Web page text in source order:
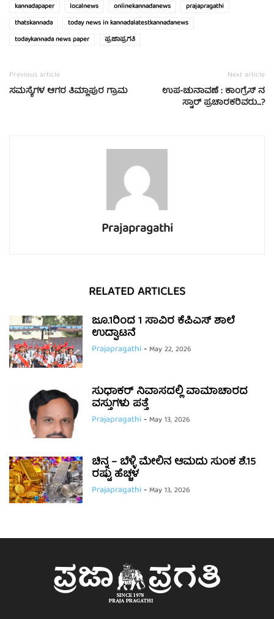
kannadapaper
localnews onlinekannadanews
prajapragathi
thatskannada
today news in kannadalatestkannadanews
todaykannada news paper
ಪ್ರಜಾಪ್ರಗತಿ
Previous article
ಸಮಸ್ಯೆಗಳ ಆಗರ ತಿಮ್ಲಾಪುರ ಗ್ರಾಮ
Next article
ಉಪ-ಚುನಾವಣೆ : ಕಾಂಗ್ರೆಸ್ ನ
ಸ್ಟಾರ್ ಪ್ರಚಾರಕರಿವರು…?
Prajapragathi
RELATED ARTICLES
ಜೂ.1ರಿಂದ 1 ಸಾವಿರ ಕೆಪಿಎಸ್ ಶಾಲೆ
ಉದ್ಘಾಟನೆ
Prajapragathi- May 22, 2026
ಸುಧಾಕರ್ ನಿವಾಸದಲ್ಲಿ ವಾಮಾಚಾರದ
ವಸ್ತುಗಳು ಪತ್ತೆ
Prajapragathi- May 13, 2026
ಚಿನ್ನ – ಬೆಳ್ಳಿ ಮೇಲಿನ ಆಮದು ಸುಂಕ ಶೆ.15
ರಷ್ಟು ಹೆಚ್ಚಳ
Prajapragathi- May 13, 2026